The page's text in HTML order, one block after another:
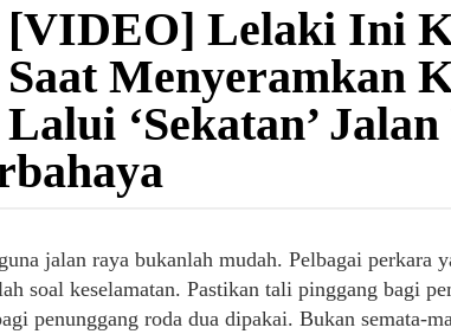
[VIDEO] Lelaki Ini
Saat Menyeramkan
Lalui ‘Sekatan’
jalan raya bukanlah mudah. Pelbagai perkara
soal keselamatan. Pastikan tali pinggang bagi
penunggang roda dua dipakai. Bukan semata-